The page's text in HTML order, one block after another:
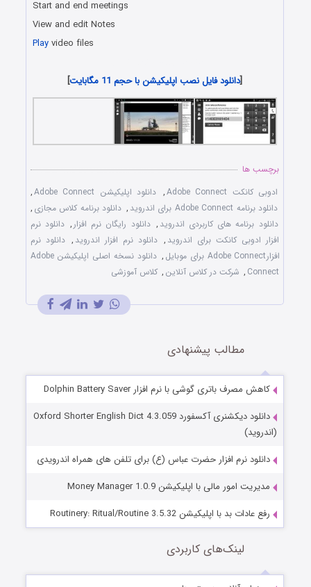
Start and end meetings
View and edit Notes
Playvideo files
[دانلود فایل نصب اپلیکیشن با حجم 11 مگابایت ]
برچسب ها
ادوبی کانکت Adobe Connect
, دانلود اپلیکیشن Adobe Connect
,
دانلود برنامه Adobe Connect برای اندروید
, دانلود برنامه کلاس مجازی ,
دانلود برنامه های کاربردی اندروید , دانلود رایگان نرم افزار , دانلود نرم
افزار ادوبی کانکت برای اندروید , دانلود نرم افزار اندروید , دانلود نرم
افزارAdobe Connect برای موبایل
,
دانلود نسخه اصلی اپلیکیشن Adobe
Connect
, شرکت در کلاس آنلاین , کلاس آموزشی
مطالب پیشنهادی
کاهش مصرف باتری گوشی با نرم افزار Dolphin Battery Saver
دانلود دیکشنری آکسفورد Oxford Shorter English Dict 4.3.059
(اندروید)
دانلود نرم افزار حضرت عباس (ع) برای تلفن های همراه اندرویدی
مدیریت امور مالی با اپلیکیشن Money Manager 1.0.9
رفع عادات بد با اپلیکیشن Routinery: Ritual/Routine 3.5.32
لینک‌های کاربردی